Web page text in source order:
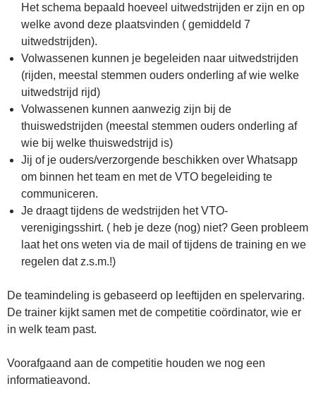
Het schema bepaald hoeveel uitwedstrijden er zijn en op
welke avond deze plaatsvinden ( gemiddeld 7
uitwedstrijden).
Volwassenen kunnen je begeleiden naar uitwedstrijden
(rijden, meestal stemmen ouders onderling af wie welke
uitwedstrijd rijd)
Volwassenen kunnen aanwezig zijn bij de
thuiswedstrijden (meestal stemmen ouders onderling af
wie bij welke thuiswedstrijd is)
Jij of je ouders/verzorgende beschikken over Whatsapp
om binnen het team en met de VTO begeleiding te
communiceren.
Je draagt tijdens de wedstrijden het VTO-
verenigingsshirt. ( heb je deze (nog) niet? Geen probleem
laat het ons weten via de mail of tijdens de training en we
regelen dat z.s.m.!)
De teamindeling is gebaseerd op leeftijden en spelervaring.
De trainer kijkt samen met de competitie coördinator, wie er
in welk team past.
Voorafgaand aan de competitie houden we nog een
informatieavond.